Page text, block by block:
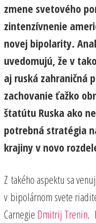
zmene svetového
zintenzívnenie
novej bipolarity.
uvedomujú, že v
aj ruská zahraničná
zachovanie ťažko
štatútu Ruska ako
potrebná stratégia
krajiny v novo
Z takého aspektu sa
v bipolárnom svete
Carnegie Dmitrij Trenin.